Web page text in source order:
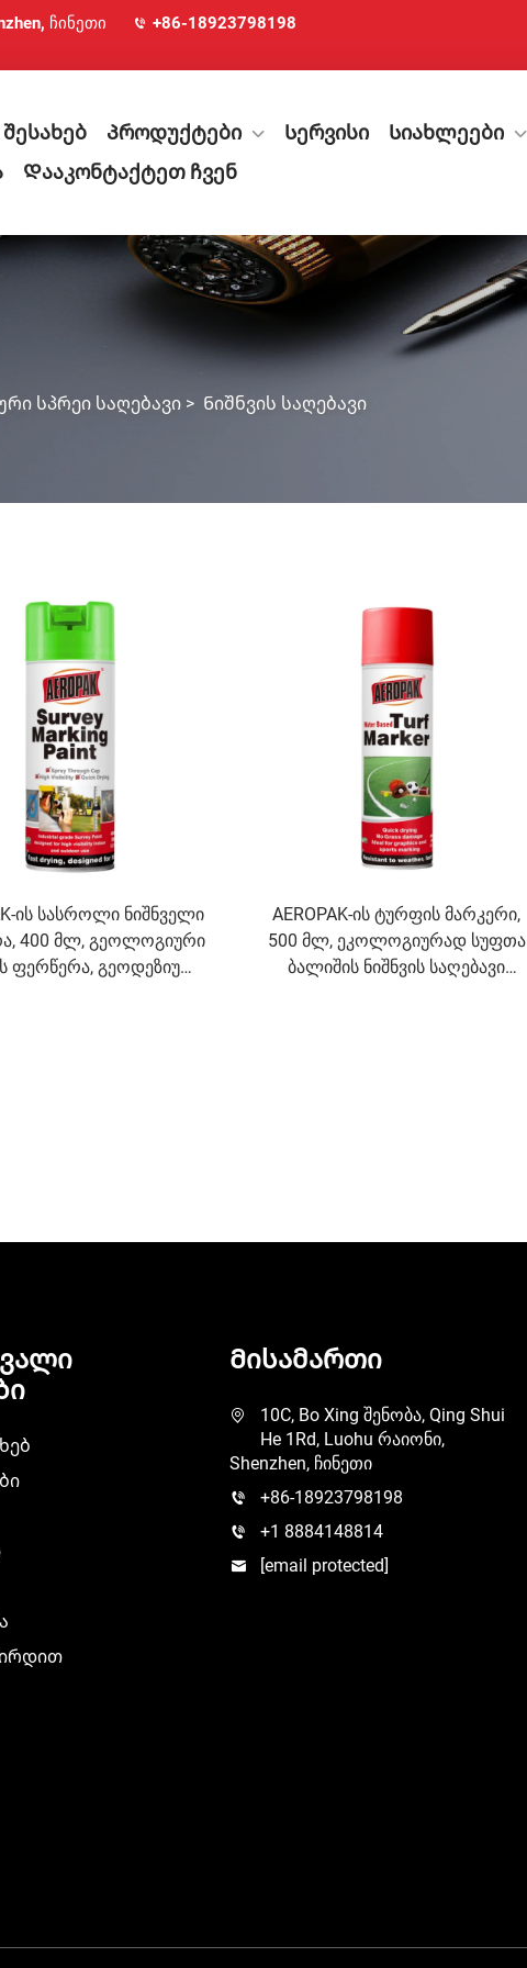
ჩინეთი
+86-18923798198
შესახებ Პროდუქტები Სერვისი Სიახლეები
Დააკონტაქტეთ ჩვენ
სპრეი საღებავი > Ნიშნვის საღებავი
ის სასროლი ნიშნველი
400 მლ, გეოლოგიური
ფერწერა, გეოდეზიური
AEROPAK-ის ტურფის მარკერი,
500 მლ, ეკოლოგიურად სუფთა
ბალიშის ნიშნვის საღებავი
Მისამართი
10C, Bo Xing შენობა, Qing Shui
He 1Rd, Luohu რაიონი,
Shenzhen, ჩინეთი
+86-18923798198
+1 8884148814
[email protected]